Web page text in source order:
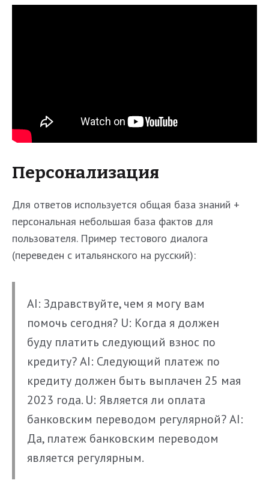
Персонализация
Для ответов используется общая база знаний +
персональная небольшая база фактов для
пользователя. Пример тестового диалога
(переведен с итальянского на русский):
AI: Здравствуйте, чем я могу вам
помочь сегодня? U: Когда я должен
буду платить следующий взнос по
кредиту? AI: Следующий платеж по
кредиту должен быть выплачен 25 мая
2023 года. U: Является ли оплата
банковским переводом регулярной? AI:
Да, платеж банковским переводом
является регулярным.